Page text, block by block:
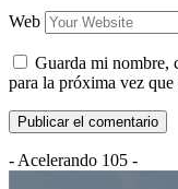
Web
Guarda mi nombre,
para la próxima vez que
- Acelerando 105 -